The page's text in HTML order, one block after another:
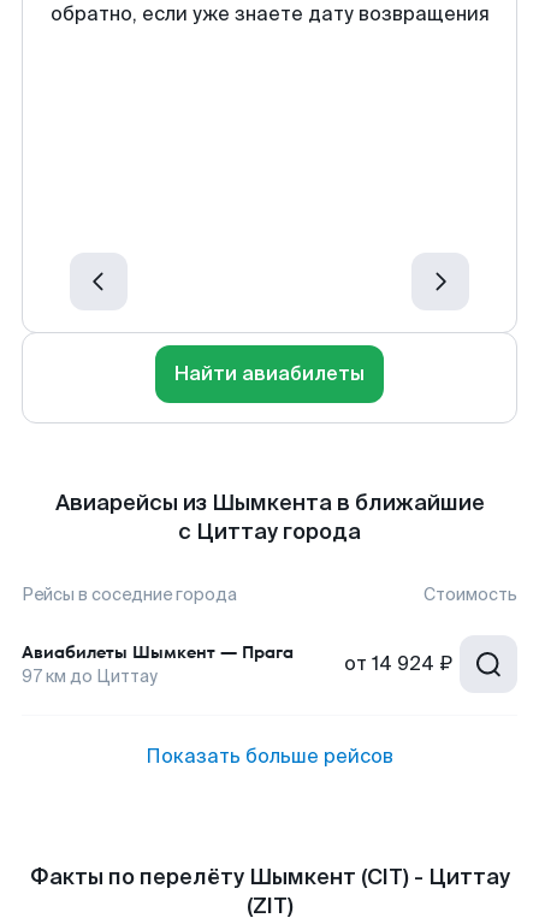
обратно, если уже знаете дату возвращения
Найти авиабилеты
Авиарейсы из Шымкента в ближайшие
с Циттау города
Рейсы в соседние города Стоимость
Авиабилеты Шымкент — Прага
97км до Циттау от 14 924 ₽
Показать больше рейсов
Факты по перелёту Шымкент (CIT) - Циттау
(ZIT)